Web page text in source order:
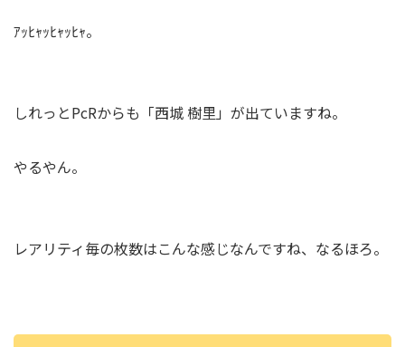
ｱｯﾋｬｯﾋｬｯﾋｬ。
しれっとPcRからも「西城 樹里」が出ていますね。
やるやん。
レアリティ毎の枚数はこんな感じなんですね、なるほろ。